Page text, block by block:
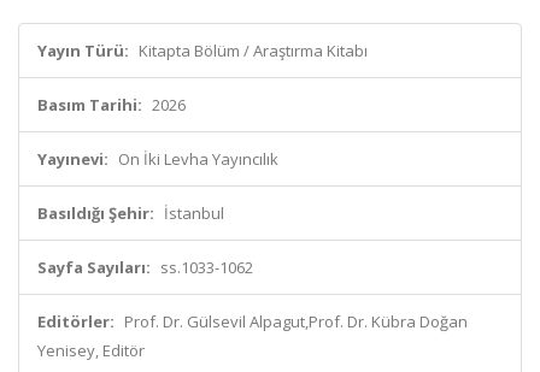
Yayın Türü: Kitapta Bölüm / Araştırma Kitabı
Basım Tarihi: 2026
Yayınevi: On İki Levha Yayıncılık
Basıldığı Şehir: İstanbul
Sayfa Sayıları: ss.1033-1062
Editörler: Prof. Dr. Gülsevil Alpagut,Prof. Dr. Kübra Doğan
Yenisey, Editör